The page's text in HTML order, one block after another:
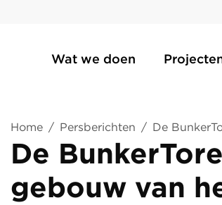
Wat we doen
Home / Persberichten / De
De
gebouw van